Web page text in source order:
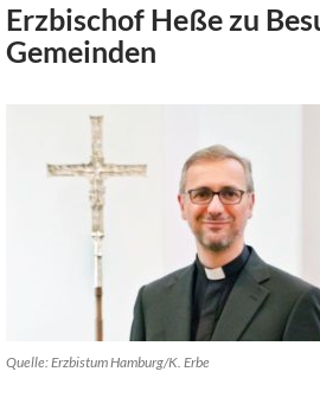
Erzbischof Heße zu
Gemeinden
Quelle: Erzbistum Hamburg/K. Erbe